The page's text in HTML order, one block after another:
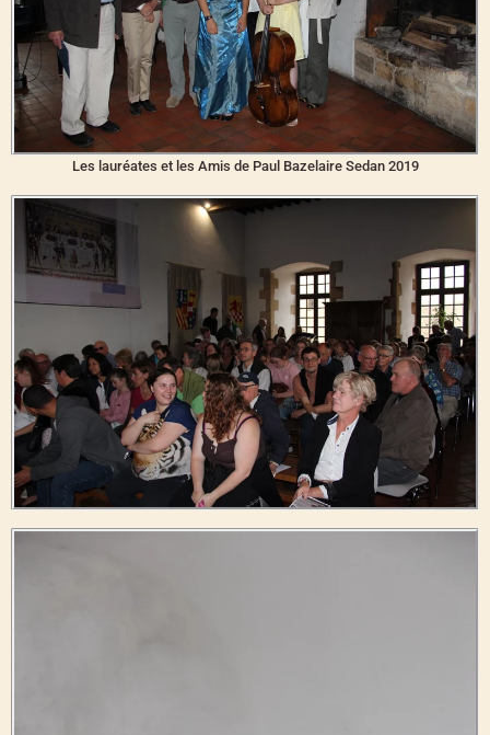
Les lauréates et les Amis de Paul Bazelaire Sedan 2019